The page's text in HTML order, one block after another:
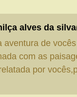
alves da
aventura de
com as
por